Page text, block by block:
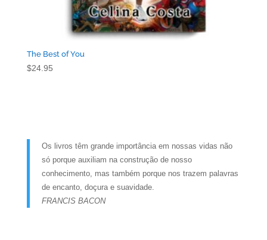
The Best of You
$24.95
Os livros têm grande importância em nossas vidas não
só porque auxiliam na construção de nosso
conhecimento, mas também porque nos trazem palavras
de encanto, doçura e suavidade.
FRANCIS BACON